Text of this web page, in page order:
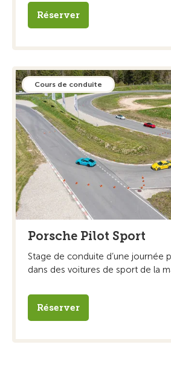
Réserver
Cours de conduite
Porsche Pilot Sport
Stage de conduite d’une journée
dans des voitures de sport de la
Réserver